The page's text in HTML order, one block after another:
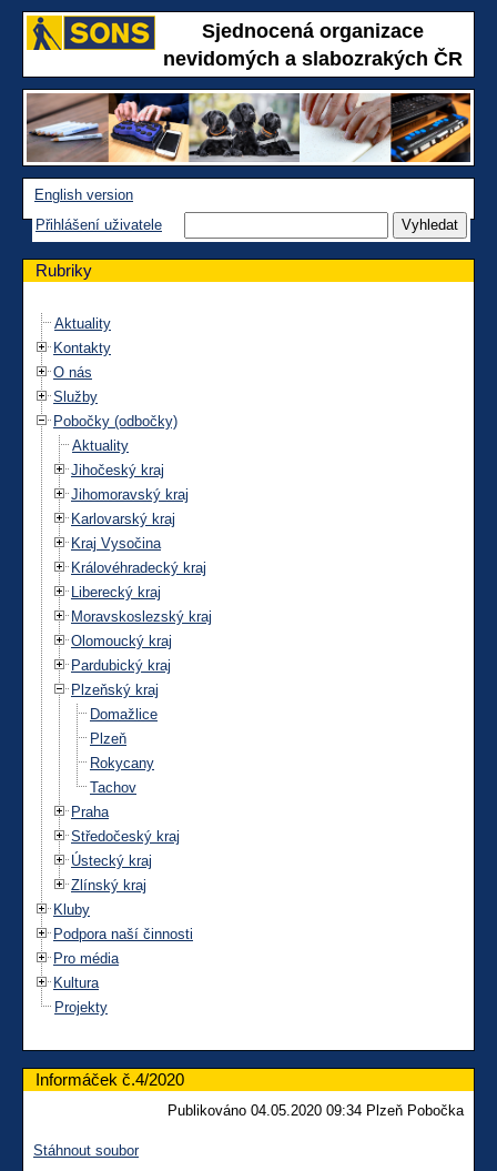
Sjednocená organizace
nevidomých a slabozrakých ČR
English version
Přihlášení uživatele
Rubriky
Aktuality
Kontakty
O nás
Služby
Pobočky (odbočky)
Aktuality
Jihočeský kraj
Jihomoravský kraj
Karlovarský kraj
Kraj Vysočina
Královéhradecký kraj
Liberecký kraj
Moravskoslezský kraj
Olomoucký kraj
Pardubický kraj
Plzeňský kraj
Domažlice
Plzeň
Rokycany
Tachov
Praha
Středočeský kraj
Ústecký kraj
Zlínský kraj
Kluby
Podpora naší činnosti
Pro média
Kultura
Projekty
Informáček č.4/2020
Publikováno 04.05.2020 09:34 Plzeň Pobočka
Stáhnout soubor